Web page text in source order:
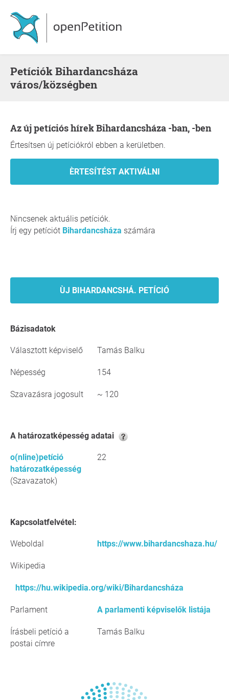
Petíciók Bihardancsháza
város/községben
Az új petíciós hírek Bihardancsháza -ban, -ben
Értesítsen új petíciókról ebben a kerületben.
Nincsenek aktuális petíciók.
Írj egy petíciót Bihardancsháza számára
ÙJ BIHARDANCSHÁ. PETÍCIÓ
Bázisadatok
Választott képviselő Tamás Balku
Népesség 154
Szavazásra jogosult ~ 120
A határozatképesség adatai
o(nline)petíció
határozatképesség
(Szavazatok)
22
Kapcsolatfelvétel:
Weboldal https://www.bihardancshaza.hu/
Wikipedia
https://hu.wikipedia.org/wiki/Bihardancsháza
Parlament A parlamenti képviselők listája
Írásbeli petíció a
postai címre
Tamás Balku